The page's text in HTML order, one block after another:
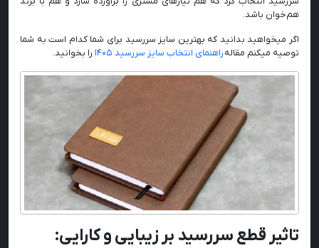
هم‌خوان باشد.
اگر میخواهید بدانید که بهترین سایز سررسید برای شما کدام است به شما
توصیه میکنم مقالهراهنمای انتخاب سایز سررسید ۱۴۰۵ را بخوانید.
تاثیر قطع سررسید بر زیبایی و کارایی: